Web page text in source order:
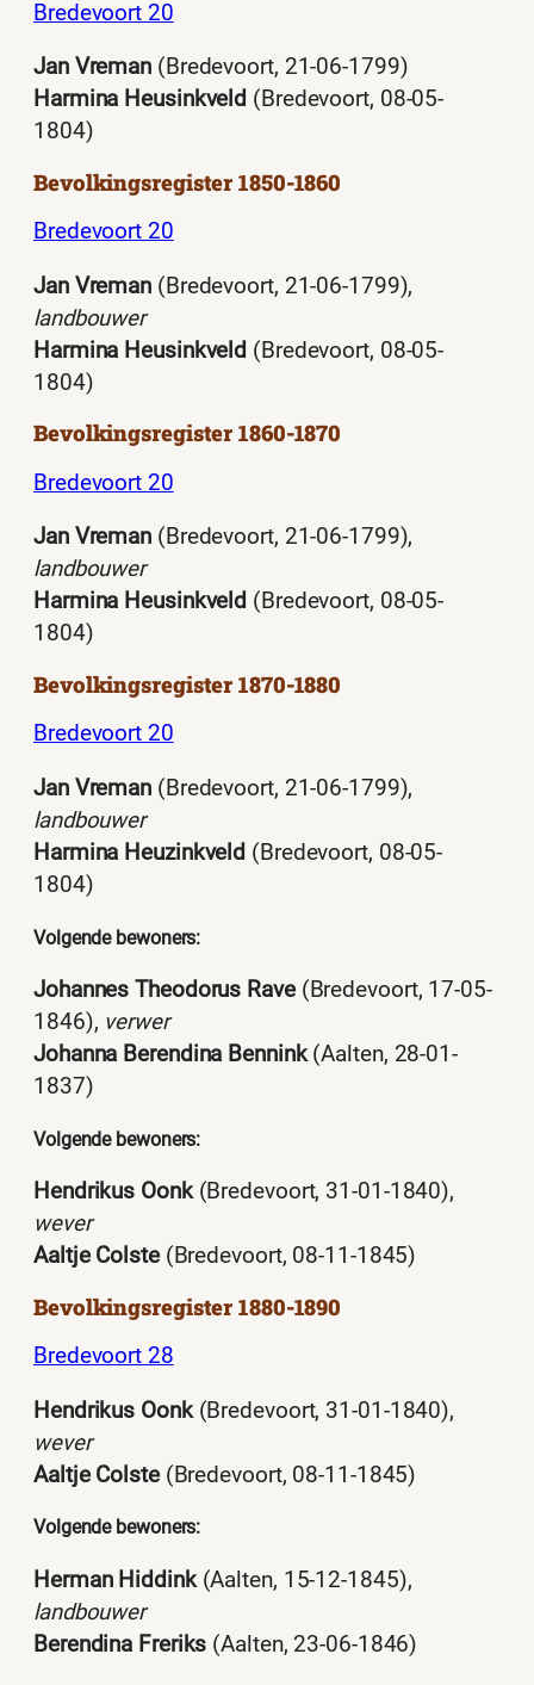
Bredevoort 20
Jan Vreman (Bredevoort, 21-06-1799)
Harmina Heusinkveld (Bredevoort, 08-05-
1804)
Bevolkingsregister 1850-1860
Bredevoort 20
Jan Vreman (Bredevoort, 21-06-1799),
landbouwer
Harmina Heusinkveld (Bredevoort, 08-05-
1804)
Bevolkingsregister 1860-1870
Bredevoort 20
Jan Vreman (Bredevoort, 21-06-1799),
landbouwer
Harmina Heusinkveld (Bredevoort, 08-05-
1804)
Bevolkingsregister 1870-1880
Bredevoort 20
Jan Vreman (Bredevoort, 21-06-1799),
landbouwer
Harmina Heuzinkveld (Bredevoort, 08-05-
1804)
Volgende bewoners:
Johannes Theodorus Rave(Bredevoort, 17-05-
1846), verwer
Johanna Berendina Bennink(Aalten, 28-01-
1837)
Volgende bewoners:
Hendrikus Oonk(Bredevoort, 31-01-1840),
wever
Aaltje Colste(Bredevoort, 08-11-1845)
Bevolkingsregister 1880-1890
Bredevoort 28
Hendrikus Oonk(Bredevoort, 31-01-1840),
wever
Aaltje Colste(Bredevoort, 08-11-1845)
Volgende bewoners:
Herman Hiddink(Aalten, 15-12-1845),
landbouwer
Berendina Freriks (Aalten, 23-06-1846)